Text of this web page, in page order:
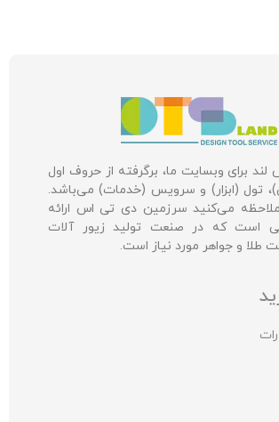
برای وبسایت ما، برگرفته از حروف اول
تول (ابزار) و سرویس (خدمات) می‌باشد.
می‌کنید سرزمین دی تی اس ارائه
است که در صنعت تولید زیور آلات
و جواهر مورد نیاز است.